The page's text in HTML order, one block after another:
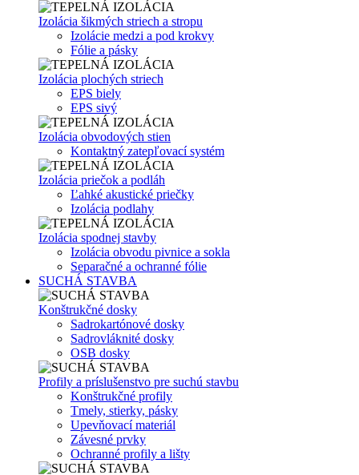
Izolácia šikmých striech a stropu
Izolácie medzi a pod krokvy
Fólie a pásky
Izolácia plochých striech
EPS biely
EPS sivý
Izolácia obvodových stien
Kontaktný zatepľovací systém
Izolácia priečok a podláh
Ľahké akustické priečky
Izolácia podlahy
Izolácia spodnej stavby
Izolácia obvodu pivnice a sokla
Separačné a ochranné fólie
SUCHÁ STAVBA
Konštrukčné dosky
Sadrokartónové dosky
Sadrovláknité dosky
OSB dosky
Profily a príslušenstvo pre suchú stavbu
Konštrukčné profily
Tmely, stierky, pásky
Upevňovací materiál
Závesné prvky
Ochranné profily a lišty